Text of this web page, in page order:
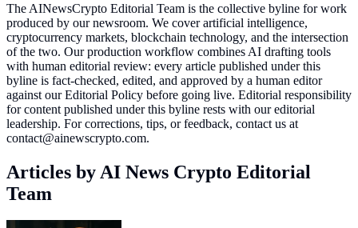
The AINewsCrypto Editorial Team is the collective byline for work
produced by our newsroom. We cover artificial intelligence,
cryptocurrency markets, blockchain technology, and the intersection
of the two. Our production workflow combines AI drafting tools
with human editorial review: every article published under this
byline is fact-checked, edited, and approved by a human editor
against our Editorial Policy before going live. Editorial responsibility
for content published under this byline rests with our editorial
leadership. For corrections, tips, or feedback, contact us at
contact@ainewscrypto.com.
Articles by AI News Crypto Editorial
Team